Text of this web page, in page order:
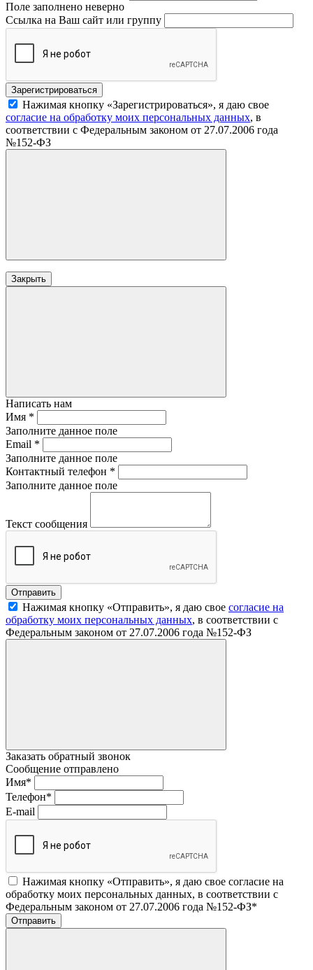
Поле заполнено неверно
Ссылка на Ваш сайт или группу
Нажимая кнопку «Зарегистрироваться», я даю свое
согласие на обработку моих персональных данных, в
соответствии с Федеральным законом от 27.07.2006 года
№152-ФЗ
Закрыть
Написать нам
Имя *
Заполните данное поле
Email *
Заполните данное поле
Контактный телефон *
Заполните данное поле
Текст сообщения
Нажимая кнопку «Отправить», я даю свое согласие на
обработку моих персональных данных, в соответствии с
Федеральным законом от 27.07.2006 года №152-ФЗ
Заказать обратный звонок
Сообщение отправлено
Имя*
Телефон*
E-mail
Нажимая кнопку «Отправить», я даю свое согласие на
обработку моих персональных данных, в соответствии с
Федеральным законом от 27.07.2006 года №152-ФЗ*
Отправить